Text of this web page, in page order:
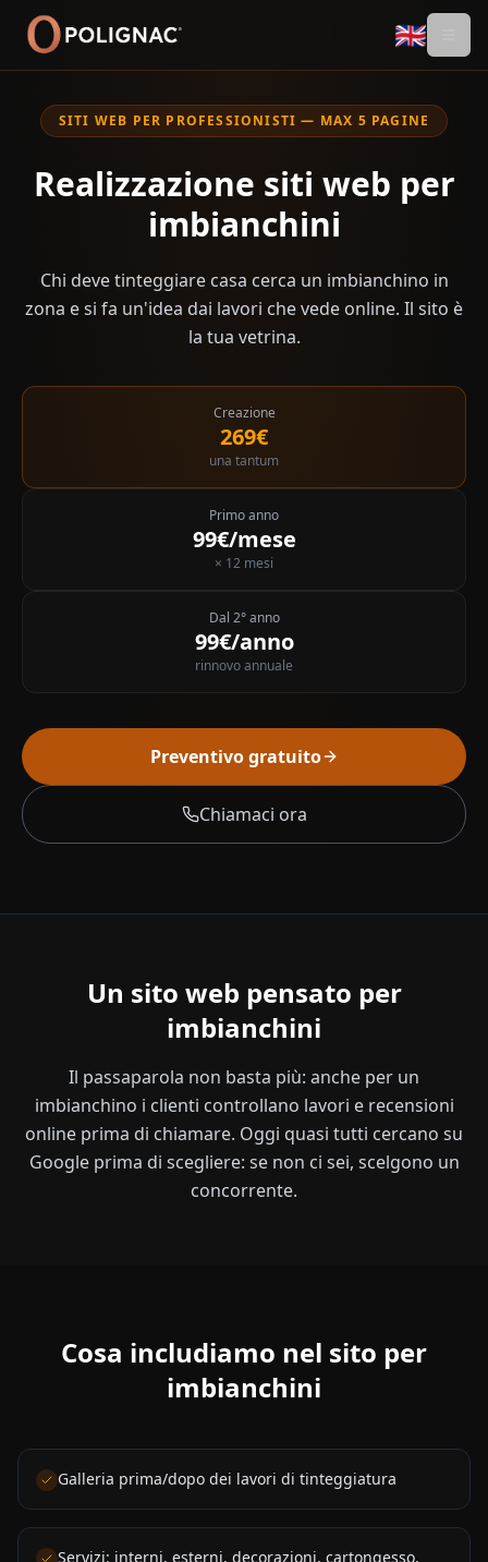
🇬🇧
SITI WEB PER PROFESSIONISTI — MAX 5 PAGINE
Realizzazione siti web per
imbianchini
Chi deve tinteggiare casa cerca un imbianchino in
zona e si fa un'idea dai lavori che vede online. Il sito è
la tua vetrina.
Creazione
269€
una tantum
Primo anno
99€/mese
× 12 mesi
Dal 2° anno
99€/anno
rinnovo annuale
Preventivo gratuito
Chiamaci ora
Un sito web pensato per
imbianchini
Il passaparola non basta più: anche per un
imbianchino i clienti controllano lavori e recensioni
online prima di chiamare. Oggi quasi tutti cercano su
Google prima di scegliere: se non ci sei, scelgono un
concorrente.
Cosa includiamo nel sito per
imbianchini
Galleria prima/dopo dei lavori di tinteggiatura
Servizi: interni, esterni, decorazioni, cartongesso,